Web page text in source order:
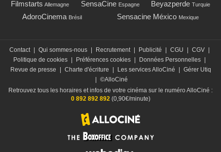
Filmstarts Allemagne SensaCine Espagne Beyazperde Turquie
AdoroCinema Brésil Sensacine México Mexique
Contact | Qui sommes-nous | Recrutement | Publicité | CGU | CGV |
Politique de cookies | Préférences cookies | Données Personnelles |
Revue de presse
| Charte d'écriture | Les services AlloCiné | Gérer Utiq
| ©AlloCiné
Retrouvez tous les horaires et infos de votre cinéma sur le numéro AlloCiné :
0 892 892 892 (0,90€/minute)